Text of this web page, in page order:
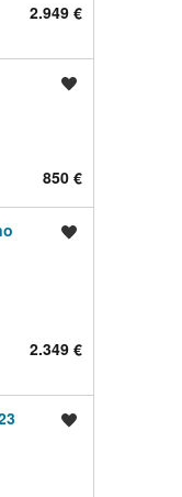
2.949 €
850 €
2.349 €